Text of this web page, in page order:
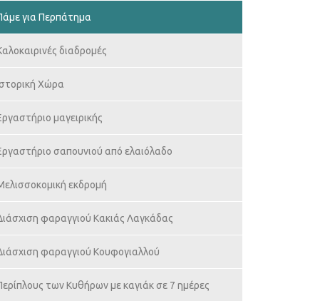
για Περπάτημα
διαδρομές
Χώρα
μαγειρικής
σαπουνιού από ελαιόλαδο
εκδρομή
φαραγγιού Κακιάς Λαγκάδας
φαραγγιού Κουφογιαλλού
των Κυθήρων με καγιάκ σε 7 ημέρες